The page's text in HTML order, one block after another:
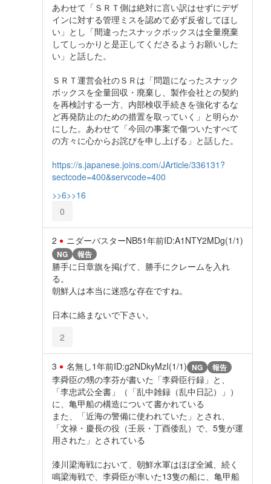
あわせて「ＳＲＴ側は絶対に言い訳はせずにデザ
インに対する管理ミスを認めて必ず反省してほし
い」とし「間違ったスナックボックスは全量廃棄
してしっかりと是正してくださるようお願いした
い」と話した。
ＳＲＴ運営会社のＳＲは「問題になったスナック
ボックスを全量回収・廃棄し、製作会社との契約
を再検討する一方、内部検収手続きを強化するな
ど再発防止のための措置を取っていく」と明らか
にした。あわせて「今回の事案で傷ついたすべて
の方々に心からお詫びを申し上げる」と話した。
https://s.japanese.joins.com/JArticle/336131?
sectcode=400&servcode=400
>>6>>16
0
2 ニダーバスターNB51年前ID:A1NTY2MDg(1/1)
NG 報告
勝手に日章旗を掲げて、勝手にクレームを入れ
る。
朝鮮人は本当に迷惑な存在ですね。
日本に絡まないで下さい。
2
3 名無し1年前ID:g2NDkyMzI(1/1) NG 報告
李舜臣の甥の李芬が書いた「李舜臣行録」と、
「李忠武公全書」（「乱中雑録（乱中日記）」）
に、亀甲船の構造について書かれている
また、「近海の警備に使われていた」とされ、
「文禄・慶長の役（壬辰・丁酉倭乱）で、5隻が運
用された」とされている
漆川梁海戦において、朝鮮水軍はほぼ全滅、続く
鳴梁海戦で、李舜臣が率いた13隻の船に、亀甲船